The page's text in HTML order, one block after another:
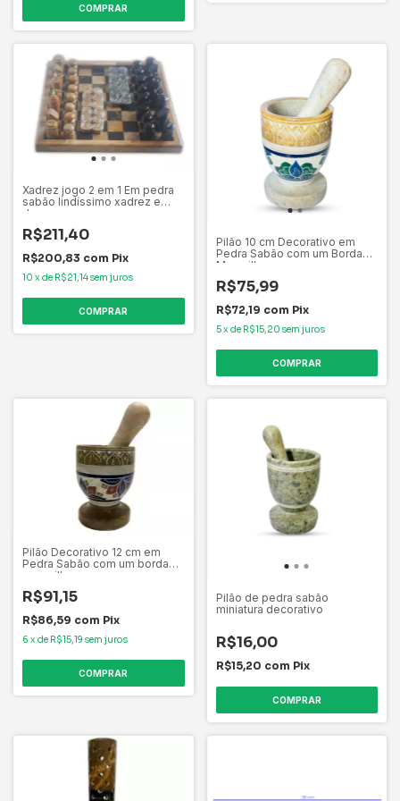
COMPRAR
Xadrez jogo 2 em 1 Em pedra
sabão lindíssimo xadrez e
dama
R$211,40
R$200,83 com Pix
10 xde R$21,14sem juros
Pilão 10 cm Decorativo em
Pedra Sabão com um Bordado
Maravilhoso
R$75,99
R$72,19 com Pix
5xde R$15,20 sem juros
Pilão Decorativo 12 cm em
Pedra Sabão com um bordado
maravilhoso
R$91,15
R$86,59 com Pix
6 xde R$15,19 sem juros
Pilão de pedra sabão
miniatura decorativo
R$16,00
R$15,20 com Pix